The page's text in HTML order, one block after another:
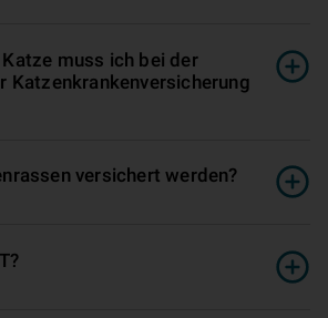
muss ich bei der
Katzenkrankenversicherung
versichert werden?